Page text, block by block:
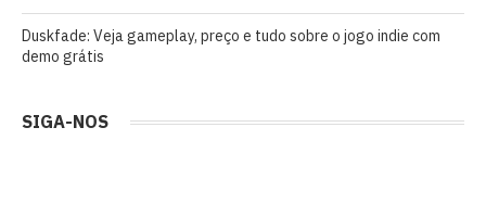
Duskfade: Veja gameplay, preço e tudo sobre o jogo indie com
demo grátis
SIGA-NOS